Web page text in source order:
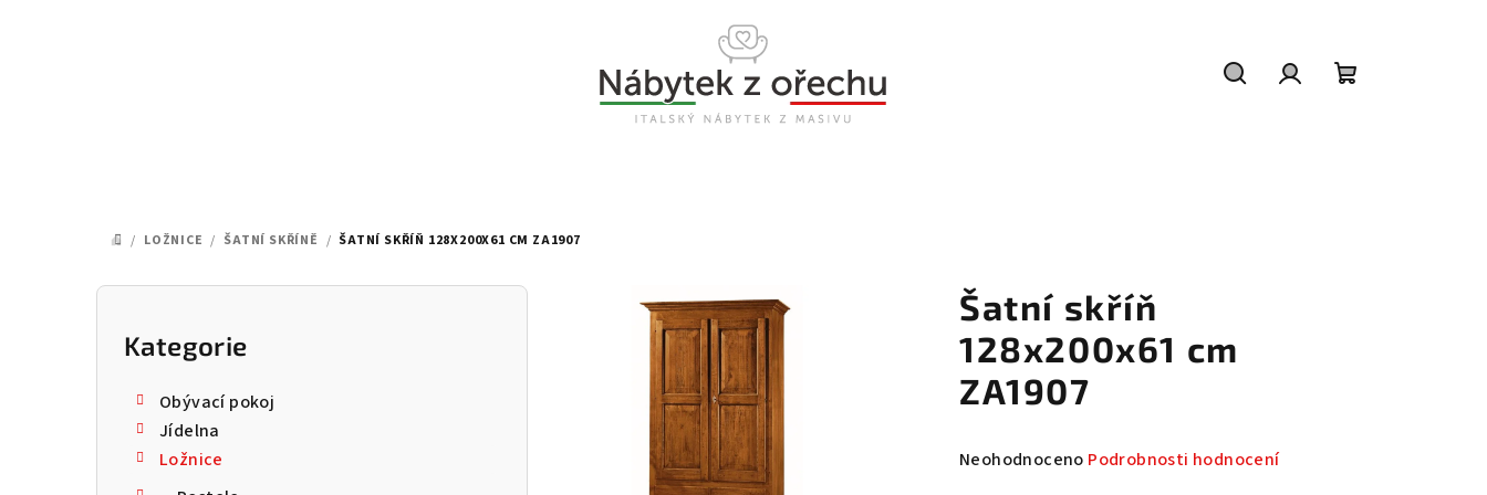
DOMŮ
/ LOŽNICE / ŠATNÍ SKŘÍNĚ / ŠATNÍ SKŘÍŇ 128X200X61 CM ZA1907
P
Přeskočit
kategorie
Kategorie
Obývací pokoj
Jídelna
Ložnice
Šatní skříň
128x200x61 cm
ZA1907
Průměrné
Neohodnoceno Podrobnosti hodnocení